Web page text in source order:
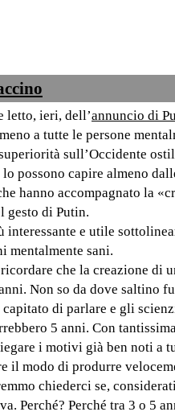
letto, ieri, dell’annuncio di
a tutte le persone
sull’Occidente
possono capire almeno
hanno accompagnato la
gesto di Putin.
e utile
mentalmente sani.
che la creazione di
Non so da dove saltino
di parlare e gli
5 anni. Con
i motivi già ben noti a
il modo di produrre
chiederci se,
Perché? Perché tra 3 o 5